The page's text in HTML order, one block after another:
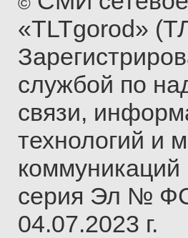
«TLTgorod»
службой по
связи,
технологий и
серия Эл №
04.07.2023 г.